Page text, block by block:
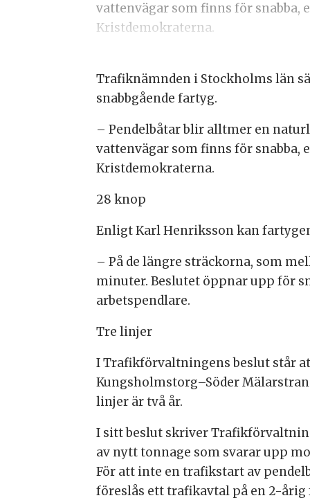
vattenvägar som finns för
Kristdemokraterna.
Trafiknämnden i Stockholms län
snabbgående fartyg.
– Pendelbåtar blir alltmer en
vattenvägar som finns för
Kristdemokraterna.
28 knop
Enligt Karl Henriksson kan
– På de längre sträckorna, som
minuter. Beslutet öppnar upp för
arbetspendlare.
Tre linjer
I Trafikförvaltningens beslut står
Kungsholmstorg–Söder
linjer är två år.
I sitt beslut skriver
av nytt tonnage som svarar upp
För att inte en trafikstart av
föreslås ett trafikavtal på en 2-